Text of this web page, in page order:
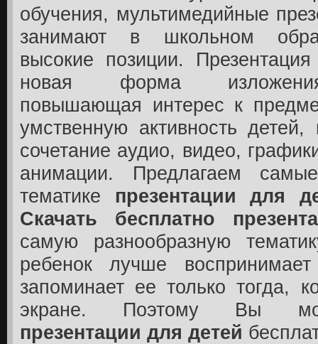
обучения, мультимедийные
занимают в школьном
высокие позиции.
новая форма
повышающая интерес к
умственную активность
сочетание аудио, видео,
анимации. Предлагаем
тематике презентации для
Скачать бесплатно
самую разнообразную
ребенок лучше
запоминает ее только тогда,
экране. Поэтому Вы
презентации для детей